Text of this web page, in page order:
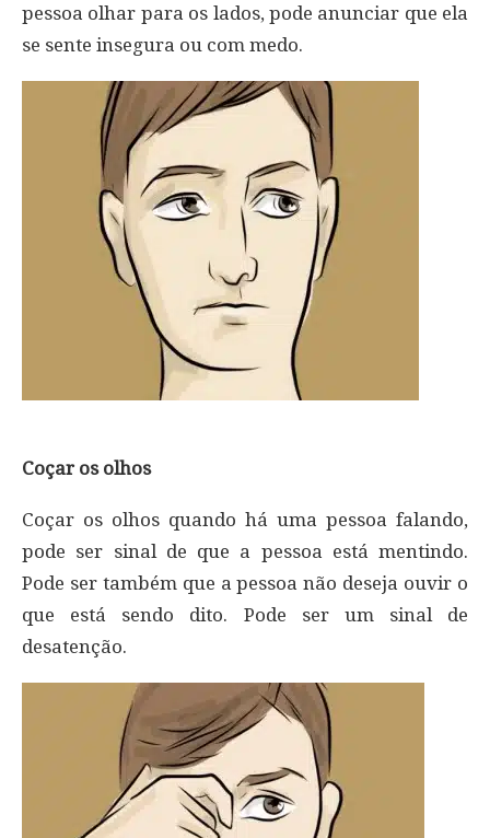
pessoa olhar para os lados, pode anunciar que ela
se sente insegura ou com medo.
Coçar os olhos
Coçar os olhos quando há uma pessoa falando,
pode ser sinal de que a pessoa está mentindo.
Pode ser também que a pessoa não deseja ouvir o
que está sendo dito. Pode ser um sinal de
desatenção.